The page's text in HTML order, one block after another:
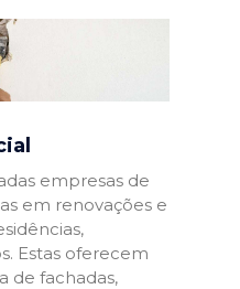
empresas de
em renovações e
Estas oferecem
de fachadas,